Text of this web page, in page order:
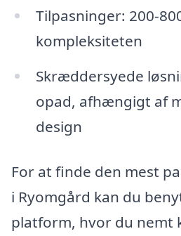
Tilpasninger: 200-
kompleksiteten
Skræddersyede
opad, afhængigt af
design
For at finde den mest
i Ryomgård kan du
platform, hvor du nemt